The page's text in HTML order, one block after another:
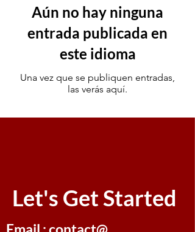
Aún no hay ninguna
entrada publicada en
este idioma
Una vez que se publiquen entradas,
las verás aquí.
Let's Get Started